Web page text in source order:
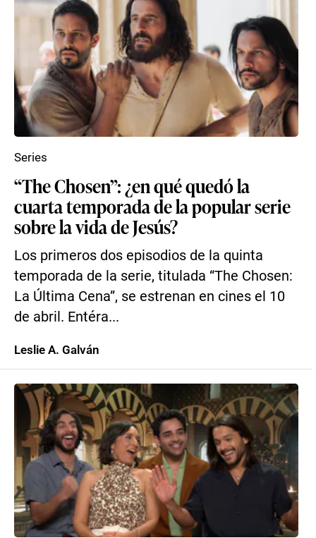
“The Chosen”: ¿en qué quedó la
cuarta temporada de la popular serie
sobre la vida de Jesús?
Los primeros dos episodios de la quinta
temporada de la serie, titulada “The Chosen:
La Última Cena”, se estrenan en cines el 10
de abril. Entéra...
Series
Leslie A. Galván